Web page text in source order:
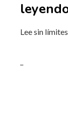
Lee sin límites